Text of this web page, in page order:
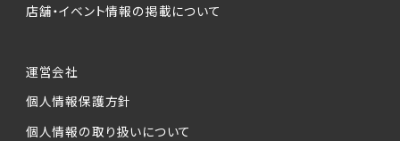
店舗・イベント情報の掲載について
運営会社
個人情報保護方針
個人情報の取り扱いについて